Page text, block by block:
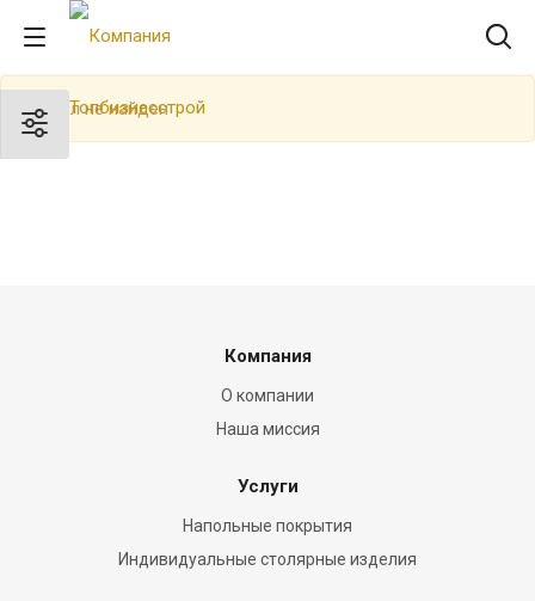
Раздел не найден
Компания
О компании
Наша миссия
Услуги
Напольные покрытия
Индивидуальные столярные изделия